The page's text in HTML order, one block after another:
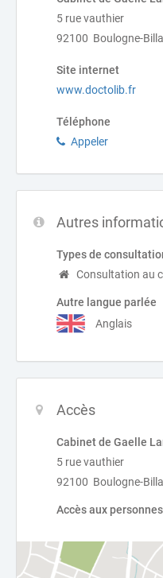
5 rue vauthier
92100 Boulogne-
Site internet
www.doctolib.fr
Téléphone
Appeler
Autres
Types de
Consultation au
Autre langue parlée
Anglais
Accès
Cabinet de Gaelle
5 rue vauthier
92100 Boulogne-
Accès aux